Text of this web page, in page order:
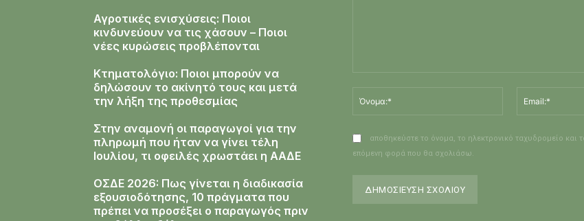
Αγροτικές ενισχύσεις: Ποιοι
κινδυνεύουν να τις χάσουν – Ποιοι
νέες κυρώσεις προβλέπονται
Κτηματολόγιο: Ποιοι μπορούν να
δηλώσουν το ακίνητό τους και μετά
την λήξη της προθεσμίας
Στην αναμονή οι παραγωγοί για την
πληρωμή που ήταν να γίνει τέλη
Ιουλίου, τι οφειλές χρωστάει η ΑΑΔΕ
ΟΣΔΕ 2026: Πως γίνεται η διαδικασία
εξουσιοδότησης, 10 πράγματα που
πρέπει να προσέξει ο παραγωγός πριν
αποθηκεύστε το όνομα, το ηλεκτρονικό ταχυδρομείο και
επόμενη φορά που θα σχολιάσω.